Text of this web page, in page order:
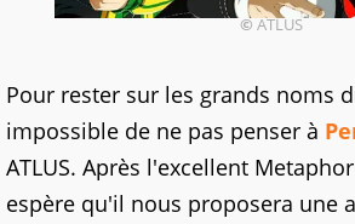
©ATLUS
Pour rester sur les grands noms
impossible de ne pas penser à
ATLUS. Après l'excellent
espère qu'il nous proposera une